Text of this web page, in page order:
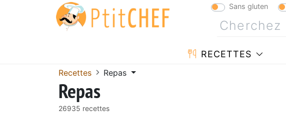
Sans gluten
RECETTES
Recettes Repas
Repas
26935 recettes